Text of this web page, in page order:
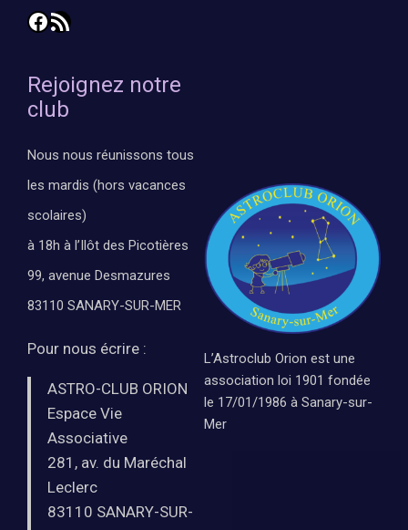
Facebook
Flux RSS
Rejoignez notre
club
Nous nous réunissons tous
les mardis (hors vacances
scolaires)
à 18h à l’Ilôt des Picotières
99, avenue Desmazures
83110 SANARY-SUR-MER
Pour nous écrire :
ASTRO-CLUB ORION
Espace Vie
Associative
281, av. du Maréchal
Leclerc
83110 SANARY-SUR-
L’Astroclub Orion est une
association loi 1901 fondée
le 17/01/1986 à Sanary-sur-
Mer